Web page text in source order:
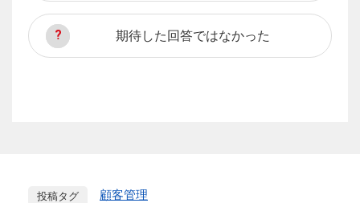
期待した回答ではなかった
投稿タグ 顧客管理